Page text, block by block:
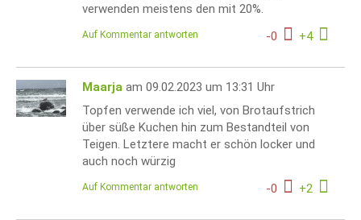
verwenden meistens den mit 20%.
-0 +4
Auf Kommentar antworten
Maarja am 09.02.2023 um 13:31 Uhr
Topfen verwende ich viel, von Brotaufstrich
über süße Kuchen hin zum Bestandteil von
Teigen. Letztere macht er schön locker und
auch noch würzig
-0 +2
Auf Kommentar antworten